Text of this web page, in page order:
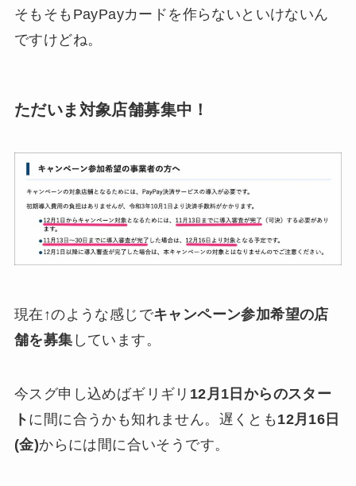
そもそもPayPayカードを作らないといけないん
ですけどね。
ただいま対象店舗募集中！
現在↑のような感じでキャンペーン参加希望の店
舗を募集 しています。
今スグ申し込めばギリギリ 12月1日からのスター
ト に間に合うかも知れません。遅くとも 12月16日
(金)からには間に合いそうです。